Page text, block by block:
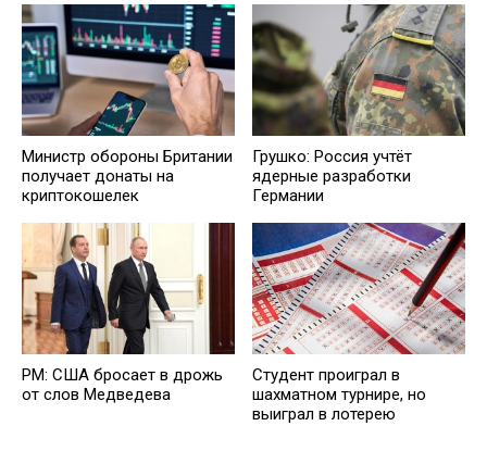
Министр обороны Британии
получает донаты на
криптокошелек
Грушко: Россия учтёт
ядерные разработки
Германии
PM: США бросает в дрожь
от слов Медведева
Студент проиграл в
шахматном турнире, но
выиграл в лотерею